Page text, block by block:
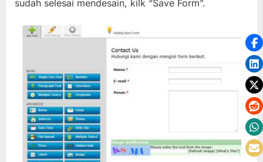
sudah selesai mendesain, kilk “Save Form”.